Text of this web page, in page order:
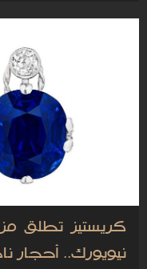
نيويورك.. أحجار